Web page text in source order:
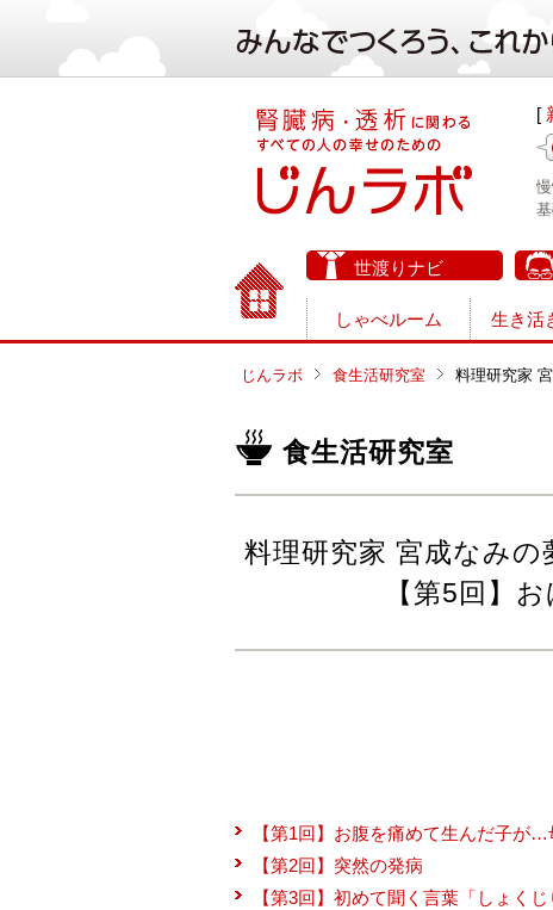
[
世渡りナビ
しゃべルーム 生き活
じんラボ 食生活研究室 料理研究家
食生活研究室
料理研究家 宮成なみ
【第5回】
【第1回】お腹を痛めて生んだ子が
【第2回】突然の発病
【第3回】初めて聞く言葉「しょくじ